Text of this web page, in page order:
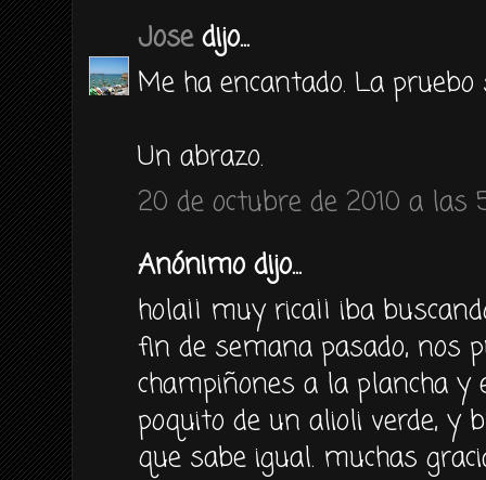
Josedijo...
Me ha encantado. La
Un abrazo.
20 de octubre de 2010 a las
Anónimo dijo...
hola¡¡ muy rica¡¡ iba
fin de semana pasado, nos
champiñones a la plancha y
poquito de un alioli verde, y
que sabe igual. muchas